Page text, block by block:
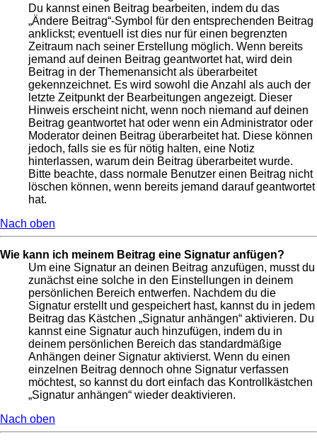
Du kannst einen Beitrag bearbeiten, indem du das
„Ändere Beitrag“-Symbol für den entsprechenden Beitrag
anklickst; eventuell ist dies nur für einen begrenzten
Zeitraum nach seiner Erstellung möglich. Wenn bereits
jemand auf deinen Beitrag geantwortet hat, wird dein
Beitrag in der Themenansicht als überarbeitet
gekennzeichnet. Es wird sowohl die Anzahl als auch der
letzte Zeitpunkt der Bearbeitungen angezeigt. Dieser
Hinweis erscheint nicht, wenn noch niemand auf deinen
Beitrag geantwortet hat oder wenn ein Administrator oder
Moderator deinen Beitrag überarbeitet hat. Diese können
jedoch, falls sie es für nötig halten, eine Notiz
hinterlassen, warum dein Beitrag überarbeitet wurde.
Bitte beachte, dass normale Benutzer einen Beitrag nicht
löschen können, wenn bereits jemand darauf geantwortet
hat.
Nach oben
Wie kann ich meinem Beitrag eine Signatur anfügen?
Um eine Signatur an deinen Beitrag anzufügen, musst du
zunächst eine solche in den Einstellungen in deinem
persönlichen Bereich entwerfen. Nachdem du die
Signatur erstellt und gespeichert hast, kannst du in jedem
Beitrag das Kästchen „Signatur anhängen“ aktivieren. Du
kannst eine Signatur auch hinzufügen, indem du in
deinem persönlichen Bereich das standardmäßige
Anhängen deiner Signatur aktivierst. Wenn du einen
einzelnen Beitrag dennoch ohne Signatur verfassen
möchtest, so kannst du dort einfach das Kontrollkästchen
„Signatur anhängen“ wieder deaktivieren.
Nach oben